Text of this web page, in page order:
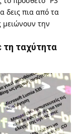
δεις πια από τα
μειώνουν την
τη ταχύτητα